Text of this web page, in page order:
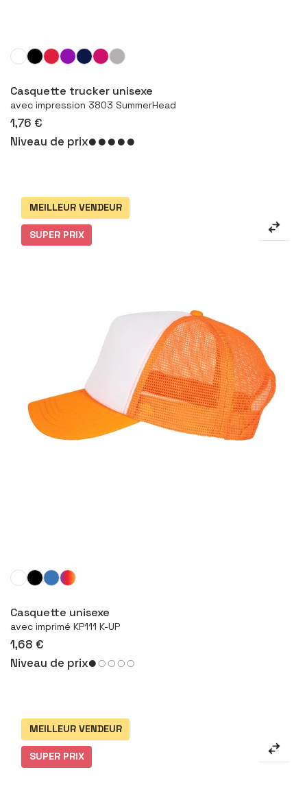
Configurer le produit
Casquette trucker unisexe
avec impression 3803 SummerHead
1,76 €
Niveau de prix
Casquette unisexe
avec imprimé KP111 K-UP
1,68 €
Niveau de prix
MEILLEUR VENDEUR
SUPER PRIX
MEILLEUR VENDEUR
SUPER PRIX